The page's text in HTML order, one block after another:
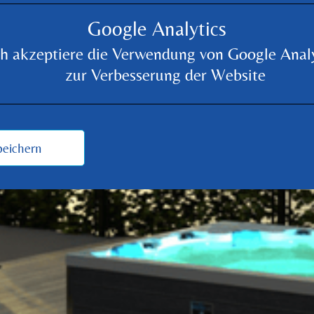
Google Analytics
akzeptiere die Verwendung von Google
zur Verbesserung der Website